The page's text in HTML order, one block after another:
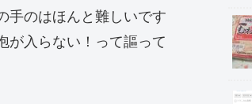
手のはほんと難しいです
が入らない！って謳って